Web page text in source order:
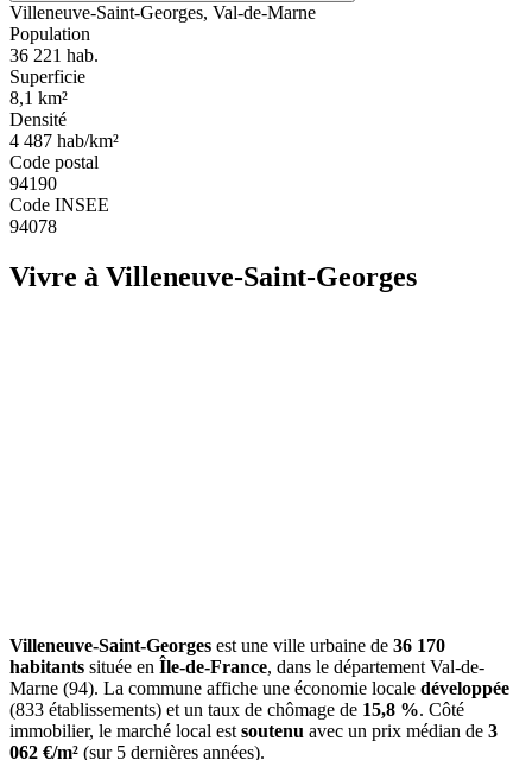
Villeneuve-Saint-Georges, Val-de-Marne
Population
36 221 hab.
Superficie
8,1 km²
Densité
4 487 hab/km²
Code postal
94190
Code INSEE
94078
Vivre à Villeneuve-Saint-Georges
Villeneuve-Saint-Georges est une ville urbaine de 36 170
habitants située en Île-de-France, dans le département Val-de-
Marne (94). La commune affiche une économie locale développée
(833 établissements) et un taux de chômage de 15,8 %. Côté
immobilier, le marché local est soutenu avec un prix médian de 3
062 €/m² (sur 5 dernières années).